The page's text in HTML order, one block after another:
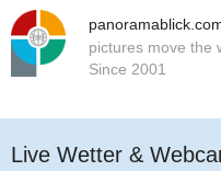
pictures move the
Since 2001
Live Wetter &